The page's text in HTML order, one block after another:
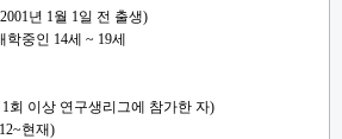
년 1월 1일 전 출생)
학중인 14세 ~ 19세
회 이상 연구생리그에 참가한 자)
현재)